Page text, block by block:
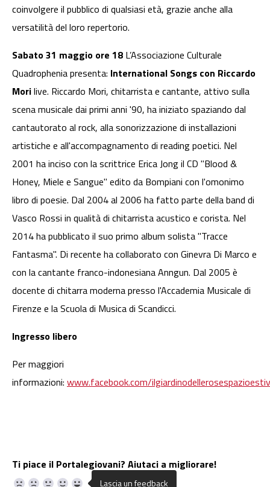
coinvolgere il pubblico di qualsiasi età, grazie anche alla
versatilità del loro repertorio.
Sabato 31 maggio ore 18 L’Associazione Culturale
Quadrophenia presenta: International Songs con Riccardo
Morilive. Riccardo Mori, chitarrista e cantante, attivo sulla
scena musicale dai primi anni '90, ha iniziato spaziando dal
cantautorato al rock, alla sonorizzazione di installazioni
artistiche e all'accompagnamento di reading poetici. Nel
2001 ha inciso con la scrittrice Erica Jong il CD "Blood &
Honey, Miele e Sangue" edito da Bompiani con l'omonimo
libro di poesie. Dal 2004 al 2006 ha fatto parte della band di
Vasco Rossi in qualità di chitarrista acustico e corista. Nel
2014 ha pubblicato il suo primo album solista "Tracce
Fantasma". Di recente ha collaborato con Ginevra Di Marco e
con la cantante franco-indonesiana Anngun. Dal 2005 è
docente di chitarra moderna presso l'Accademia Musicale di
Firenze e la Scuola di Musica di Scandicci.
Ingresso libero
Per maggiori
informazioni: www.facebook.com/
Ti piace il Portalegiovani? Aiutaci a migliorare!